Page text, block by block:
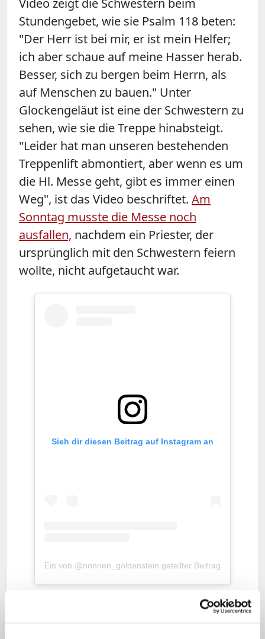
Stundengebet, wie sie Psalm 118 beten:
"Der Herr ist bei mir, er ist mein Helfer;
ich aber schaue auf meine Hasser herab.
Besser, sich zu bergen beim Herrn, als
auf Menschen zu bauen." Unter
Glockengeläut ist eine der Schwestern zu
sehen, wie sie die Treppe hinabsteigt.
"Leider hat man unseren bestehenden
Treppenlift abmontiert, aber wenn es um
die Hl. Messe geht, gibt es immer einen
Weg", ist das Video beschriftet. Am
Sonntag musste die Messe noch
ausfallen, nachdem ein Priester, der
ursprünglich mit den Schwestern feiern
wollte, nicht aufgetaucht war.
Sieh dir diesen Beitrag auf Instagram an
Ein von @nonnen_goldenstein geteilter Beitrag
Die drei Ordensfrauen hatten sich